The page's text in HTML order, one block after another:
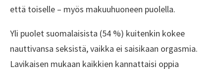
että toiselle – myös makuuhuoneen puolella.
Yli puolet suomalaisista (54 %) kuitenkin kokee
nauttivansa seksistä, vaikka ei saisikaan orgasmia.
Lavikaisen mukaan kaikkien kannattaisi oppia